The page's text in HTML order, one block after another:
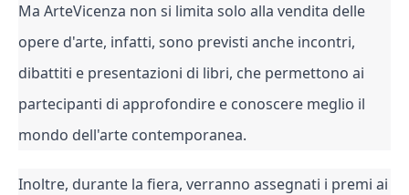
Ma ArteVicenza non si limita solo alla vendita delle
opere d'arte, infatti, sono previsti anche incontri,
dibattiti e presentazioni di libri, che permettono ai
partecipanti di approfondire e conoscere meglio il
mondo dell'arte contemporanea.
Inoltre, durante la fiera, verranno assegnati i premi ai